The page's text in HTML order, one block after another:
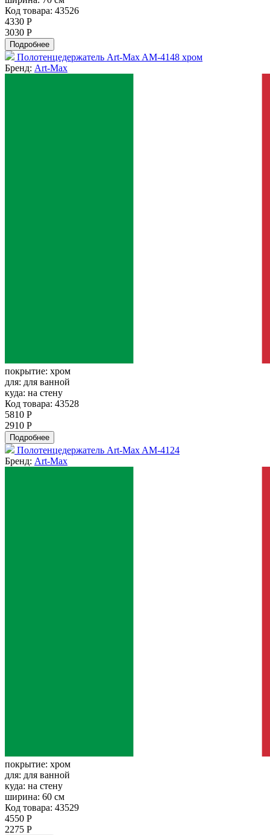
Код товара: 43526
4330 Р
3030 Р
Подробнее
Полотенцедержатель Art-Max AM-4148 хром
Бренд: Art-Max
покрытие: хром
для: для ванной
куда: на стену
Код товара: 43528
5810 Р
2910 Р
Подробнее
Полотенцедержатель Art-Max AM-4124
Бренд: Art-Max
покрытие: хром
для: для ванной
куда: на стену
ширина: 60 см
Код товара: 43529
4550 Р
2275 Р